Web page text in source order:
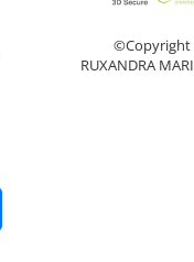
©Copyright
RUXANDRA